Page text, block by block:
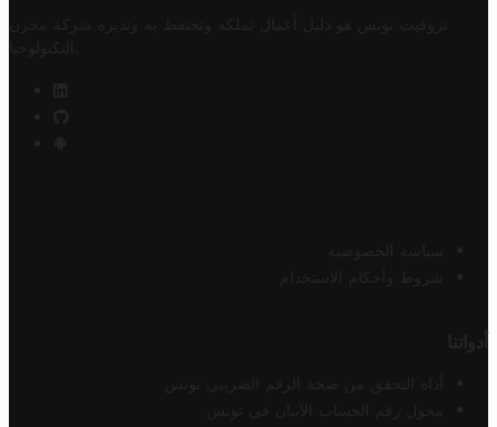
تروفيت تونس هو دليل أعمال تملكه وتحتفظ به وتديره
شركة مخزن
التكنولوجيا
سياسة الخصوصية
شروط وأحكام الاستخدام
أدواتنا
أداة التحقق من صحة الرقم الضريبي تونس
محول رقم الحساب الآيبان في تونس